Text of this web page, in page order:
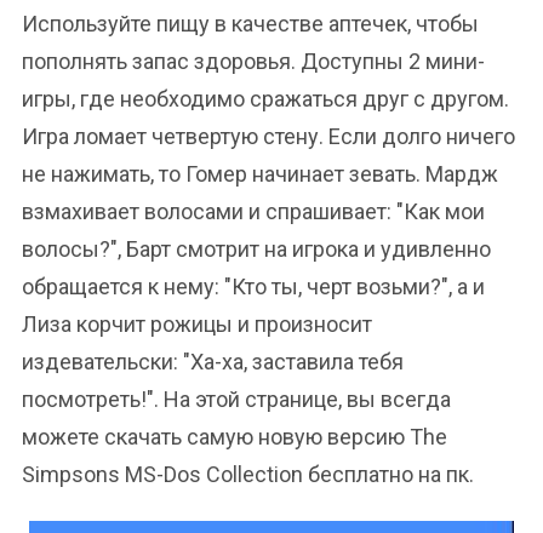
Используйте пищу в качестве аптечек, чтобы
пополнять запас здоровья. Доступны 2 мини-
игры, где необходимо сражаться друг с другом.
Игра ломает четвертую стену. Если долго ничего
не нажимать, то Гомер начинает зевать. Мардж
взмахивает волосами и спрашивает: "Как мои
волосы?", Барт смотрит на игрока и удивленно
обращается к нему: "Кто ты, черт возьми?", а и
Лиза корчит рожицы и произносит
издевательски: "Ха-ха, заставила тебя
посмотреть!". На этой странице, вы всегда
можете скачать самую новую версию The
Simpsons MS-Dos Collection бесплатно на пк.